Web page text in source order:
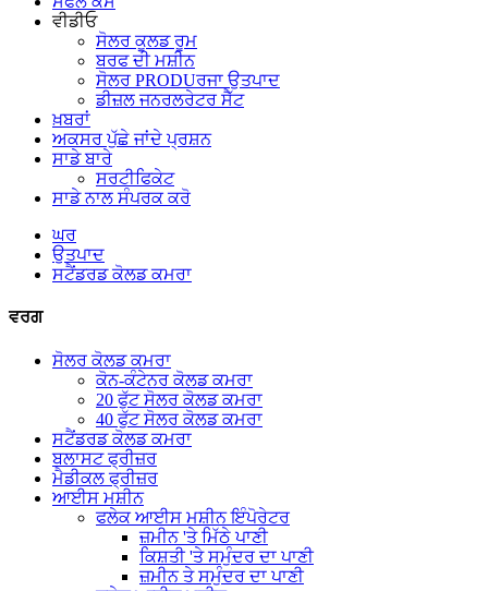
ਵੀਡੀਓ
ਸੋਲਰ ਕੂਲਡ ਰੂਮ
ਬਰਫ ਦੀ ਮਸ਼ੀਨ
ਸੋਲਰ PRODUਰਜਾ ਉਤਪਾਦ
ਡੀਜ਼ਲ ਜਨਰਲਰੇਟਰ ਸੈੱਟ
ਖ਼ਬਰਾਂ
ਅਕਸਰ ਪੁੱਛੇ ਜਾਂਦੇ ਪ੍ਰਸ਼ਨ
ਸਾਡੇ ਬਾਰੇ
ਸਰਟੀਫਿਕੇਟ
ਸਾਡੇ ਨਾਲ ਸੰਪਰਕ ਕਰੋ
ਘਰ
ਉਤਪਾਦ
ਸਟੈਂਡਰਡ ਕੋਲਡ ਕਮਰਾ
ਵਰਗ
ਸੋਲਰ ਕੋਲਡ ਕਮਰਾ
ਕੋਨ-ਕੰਟੇਨਰ ਕੋਲਡ ਕਮਰਾ
20 ਫੁੱਟ ਸੋਲਰ ਕੋਲਡ ਕਮਰਾ
40 ਫੁੱਟ ਸੋਲਰ ਕੋਲਡ ਕਮਰਾ
ਸਟੈਂਡਰਡ ਕੋਲਡ ਕਮਰਾ
ਬਲਾਸਟ ਫ੍ਰੀਜ਼ਰ
ਮੈਡੀਕਲ ਫ੍ਰੀਜ਼ਰ
ਆਈਸ ਮਸ਼ੀਨ
ਫਲੇਕ ਆਈਸ ਮਸ਼ੀਨ ਇੰਪੋਰੇਟਰ
ਜ਼ਮੀਨ 'ਤੇ ਮਿੱਠੇ ਪਾਣੀ
ਕਿਸ਼ਤੀ 'ਤੇ ਸਮੁੰਦਰ ਦਾ ਪਾਣੀ
ਜ਼ਮੀਨ ਤੇ ਸਮੁੰਦਰ ਦਾ ਪਾਣੀ